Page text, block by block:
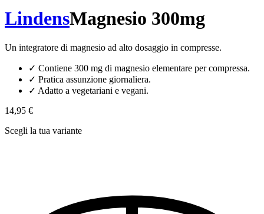
LindensMagnesio 300mg
Un integratore di magnesio ad alto dosaggio in compresse.
✓ Contiene 300 mg di magnesio elementare per compressa.
✓ Pratica assunzione giornaliera.
✓ Adatto a vegetariani e vegani.
14,95 €
Scegli la tua variante